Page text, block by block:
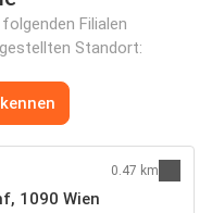
Filialen
Standort:
1090 Wien
0.47 km